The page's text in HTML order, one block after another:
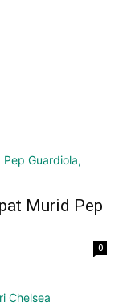
Murid Pep
0